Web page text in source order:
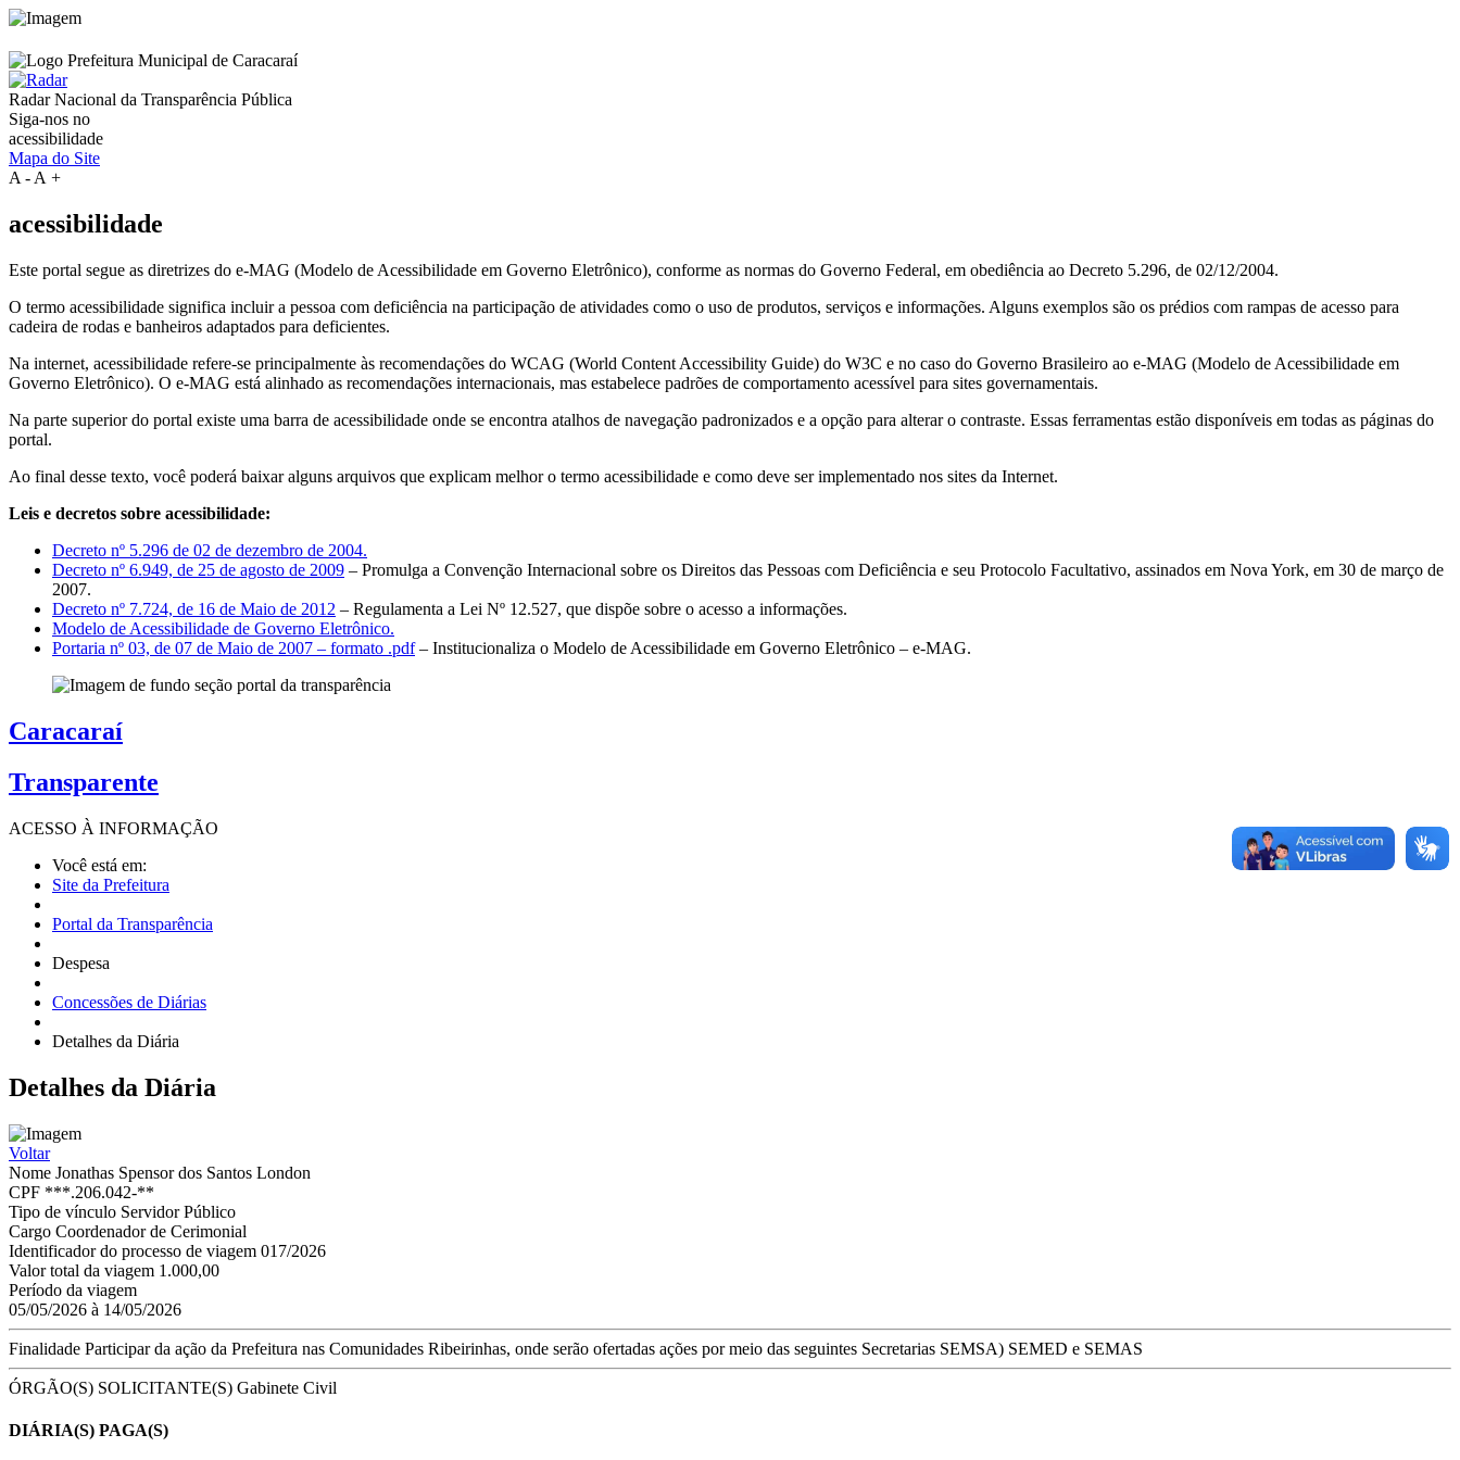
Radar Nacional da Transparência Pública
Siga-nos no
acessibilidade
Mapa do Site
A-A +
acessibilidade
Este portal segue as diretrizes do e-MAG (Modelo de Acessibilidade em Governo Eletrônico), conforme as normas do Governo Federal, em obediência ao Decreto 5.296, de 02/12/2004.
O termo acessibilidade significa incluir a pessoa com deficiência na participação de atividades como o uso de produtos, serviços e informações. Alguns exemplos são os prédios com rampas de acesso para
cadeira de rodas e banheiros adaptados para deficientes.
Na internet, acessibilidade refere-se principalmente às recomendações do WCAG (World Content Accessibility Guide) do W3C e no caso do Governo Brasileiro ao e-MAG (Modelo de Acessibilidade em
Governo Eletrônico). O e-MAG está alinhado as recomendações internacionais, mas estabelece padrões de comportamento acessível para sites governamentais.
Na parte superior do portal existe uma barra de acessibilidade onde se encontra atalhos de navegação padronizados e a opção para alterar o contraste. Essas ferramentas estão disponíveis em todas as páginas do
portal.
Ao final desse texto, você poderá baixar alguns arquivos que explicam melhor o termo acessibilidade e como deve ser implementado nos sites da Internet.
Leis e decretos sobre acessibilidade:
Decreto nº 5.296 de 02 de dezembro de 2004.
Decreto nº 6.949, de 25 de agosto de 2009 – Promulga a Convenção Internacional sobre os Direitos das Pessoas com Deficiência e seu Protocolo Facultativo, assinados em Nova York, em 30 de março de
2007.
Decreto nº 7.724, de 16 de Maio de 2012 – Regulamenta a Lei Nº 12.527, que dispõe sobre o acesso a informações.
Modelo de Acessibilidade de Governo Eletrônico.
Portaria nº 03, de 07 de Maio de 2007 – formato .pdf– Institucionaliza o Modelo de Acessibilidade em Governo Eletrônico – e-MAG.
Caracaraí
Transparente
ACESSO À INFORMAÇÃO
Você está em:
Site da Prefeitura
Portal da Transparência
Despesa
Concessões de Diárias
Detalhes da Diária
Detalhes da Diária
Voltar
Nome Jonathas Spensor dos Santos London
CPF ***.206.042-**
Tipo de vínculo Servidor Público
Cargo Coordenador de Cerimonial
Identificador do processo de viagem 017/2026
Valor total da viagem 1.000,00
Período da viagem
05/05/2026 à 14/05/2026
Finalidade Participar da ação da Prefeitura nas Comunidades Ribeirinhas, onde serão ofertadas ações por meio das seguintes Secretarias SEMSA) SEMED e SEMAS
ÓRGÃO(S) SOLICITANTE(S) Gabinete Civil
DIÁRIA(S) PAGA(S)